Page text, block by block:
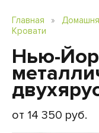
Главная »
Кровати
Нью-
от 14 350 руб.